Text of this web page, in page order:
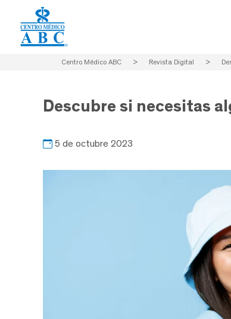
Centro Médico ABC > Revista Digital >
Descubre si necesitas
5 de octubre 2023